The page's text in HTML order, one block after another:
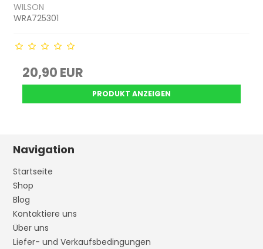
WILSON
WRA725301
20,90 EUR
PRODUKT ANZEIGEN
Navigation
Startseite
Shop
Blog
Kontaktiere uns
Über uns
Liefer- und Verkaufsbedingungen